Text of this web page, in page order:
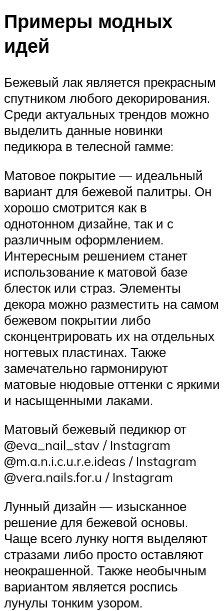
Примеры модных
идей
Бежевый лак является прекрасным
спутником любого декорирования.
Среди актуальных трендов можно
выделить данные новинки
педикюра в телесной гамме:
Матовое покрытие — идеальный
вариант для бежевой палитры. Он
хорошо смотрится как в
однотонном дизайне, так и с
различным оформлением.
Интересным решением станет
использование к матовой базе
блесток или страз. Элементы
декора можно разместить на самом
бежевом покрытии либо
сконцентрировать их на отдельных
ногтевых пластинах. Также
замечательно гармонируют
матовые нюдовые оттенки с яркими
и насыщенными лаками.
Матовый бежевый педикюр от
@eva_nail_stav / Instagram
@m.a.n.i.c.u.r.e.ideas / Instagram
@vera.nails.for.u / Instagram
Лунный дизайн — изысканное
решение для бежевой основы.
Чаще всего лунку ногтя выделяют
стразами либо просто оставляют
неокрашенной. Также необычным
вариантом является роспись
лунулы тонким узором.